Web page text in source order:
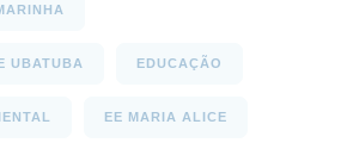
UBATUBA EDUCAÇÃO
EE MARIA ALICE